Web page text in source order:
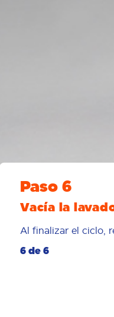
Paso 6
Vacía la
Al finalizar el ciclo,
6 de 6